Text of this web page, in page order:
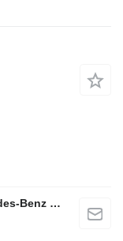
Stefan Ebert GmbH - Autorisierter Mercedes-Benz Servicepartner